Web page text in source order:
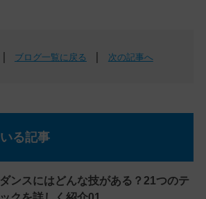
ブログ一覧に戻る 次の記事へ
る記事
ンスにはどんな技がある？21つのテ